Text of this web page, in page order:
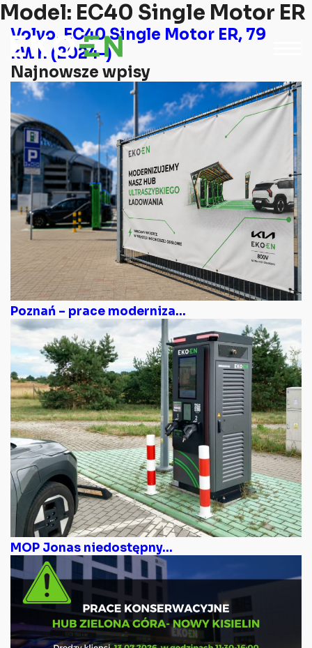
Model: EC40 Single Motor ER
Volvo, EC40 Single Motor ER, 79
kWh (2024-)
Najnowsze wpisy
Poznań – prace moderniza...
MOP Jonas niedostępny...